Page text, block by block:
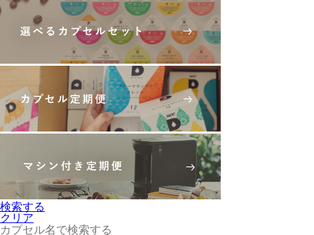
検索する
クリア